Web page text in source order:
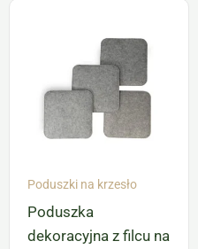
Poduszki na krzesło
Poduszka
dekoracyjna z filcu na